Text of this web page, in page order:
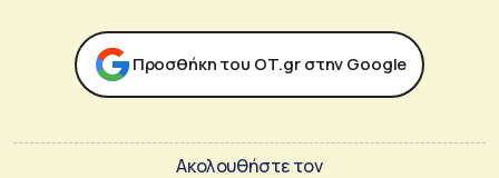
Προσθήκη του ΟΤ.gr στην Google
Ακολουθήστε τον